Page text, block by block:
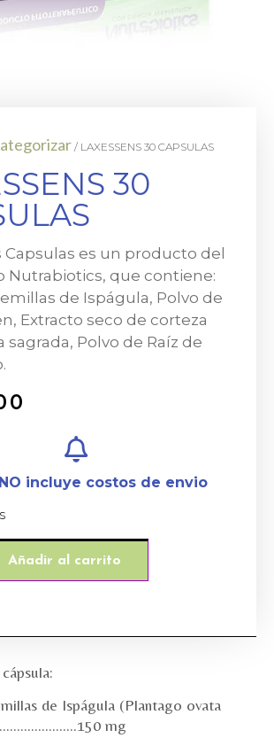
/ LAXESSENS 30 CAPSULAS
30
Capsulas es un producto del
Nutrabiotics, que contiene:
de Ispágula, Polvo de
Extracto seco de corteza
sagrada, Polvo de Raíz de
incluye costos de envio
Añadir al carrito
de Ispágula (Plantago ovata
mg